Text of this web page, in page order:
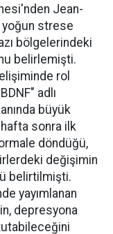
Jean-
strese
bölgelerindeki
belirlemişti.
rol
adlı
büyük
sonra ilk
döndüğü,
değişimin
belirtilmişti.
yayımlanan
depresyona